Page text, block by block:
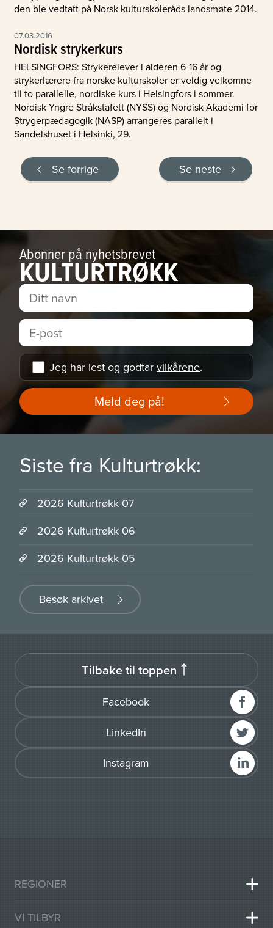
den ble vedtatt på Norsk kulturskoleråds landsmøte 2014.
07.03.2016
Nordisk strykerkurs
HELSINGFORS: Strykerelever i alderen 6-16 år og
strykerlærere fra norske kulturskoler er veldig velkomne
til to parallelle, nordiske kurs i Helsingfors i sommer.
Nordisk Yngre Stråkstafett (NYSS) og Nordisk Akademi for
Strygerpædagogik (NASP) arrangeres parallelt i
Sandelshuset i Helsinki, 29.
Se forrige Se neste
Abonner på nyhetsbrevet
KULTURTRØKK
Jeg har lest og godtar vilkårene.
Meld deg på!
Siste fra Kulturtrøkk:
2026 Kulturtrøkk 07
2026 Kulturtrøkk 06
2026 Kulturtrøkk 05
Besøk arkivet
Facebook
LinkedIn
Instagram
Tilbake til toppen
REGIONER
VI TILBYR